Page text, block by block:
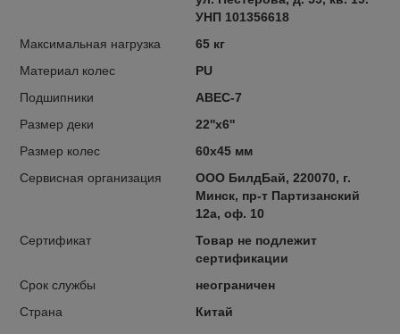
УНП 101356618
Максимальная нагрузка
65 кг
Материал колес
PU
Подшипники
ABEC-7
Размер деки
22''x6''
Размер колес
60х45 мм
Сервисная организация
ООО БилдБай, 220070, г.
Минск, пр-т Партизанский
12а, оф. 10
Сертификат
Товар не подлежит
сертификации
Срок службы
неограничен
Страна
Китай